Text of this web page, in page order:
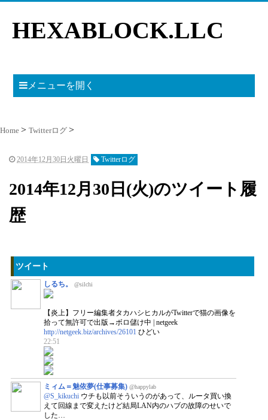
HEXABLOCK.LLC
メニューを開く
Home Twitterログ
2014年12月30日火曜日 Twitterログ
2014年12月30日(火)のツイート履
歴
ツイート
しるち。 @silchi
【炎上】フリー編集者タカハシヒカルがTwitterで猫の画像を
拾って無許可で出版→ボロ儲け中 | netgeek
http://netgeek.biz/archives/26101 ひどい
22:51
ミィム＝魅依夢(仕事募集) @happylab
@S_kikuchi ウチも以前そういうのがあって、ルータ買い換
えて回線まで変えたけど結局LAN内のハブの故障のせいで
した…